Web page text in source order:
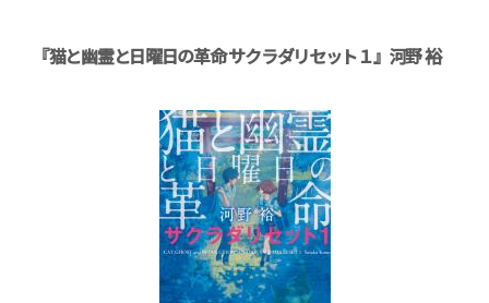
『猫と幽霊と日曜日の革命 サクラダリセット１』河野 裕